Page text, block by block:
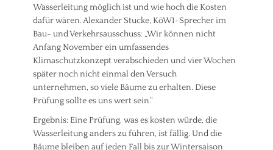
Wasserleitung möglich ist und wie hoch die Kosten
dafür wären. Alexander Stucke, KöWI-Sprecher im
Bau- und Verkehrsausschuss: „Wir können nicht
Anfang November ein umfassendes
Klimaschutzkonzept verabschieden und vier Wochen
später noch nicht einmal den Versuch
unternehmen, so viele Bäume zu erhalten. Diese
Prüfung sollte es uns wert sein.“
Ergebnis: Eine Prüfung, was es kosten würde, die
Wasserleitung anders zu führen, ist fällig. Und die
Bäume bleiben auf jeden Fall bis zur Wintersaison